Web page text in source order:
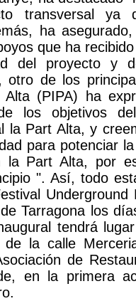
transversal ya
ha
que ha
del proyecto y
otro de los
(PIPA) ha
los objetivos
la Part Alta, y
para potenciar
la Part Alta, por
". Así, todo
Tarragona los
tendrá
la calle
de
en la primera